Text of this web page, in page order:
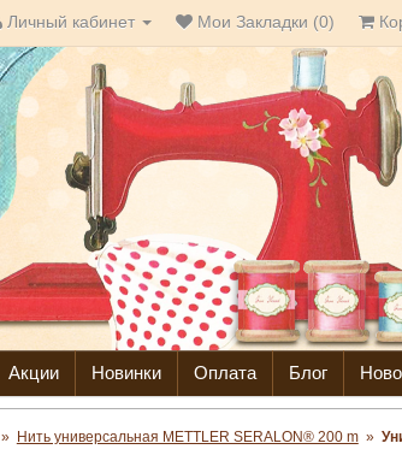
Личный кабинет Мои Закладки (0)
Акции Новинки Оплата Блог
» Нить универсальная METTLER SERALON® 200 m »